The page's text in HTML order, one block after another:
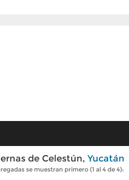
de Celestún, Yucatán
se muestran primero (1 al 4 de 4):